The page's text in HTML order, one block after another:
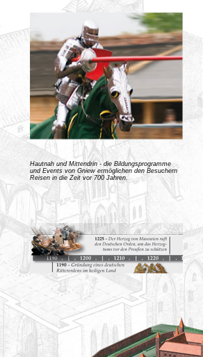
Hautnah und Mittendrin - die Bildungsprogramme
und Events von Gniew ermöglichen den Besuchern
Reisen in die Zeit vor 700 Jahren.